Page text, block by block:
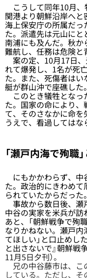
こうして同年10月、
関港より朝鮮沿岸へ
海上保安庁の所属だ
た。派遣先は元山に
南浦にも及んだ。秋
難航し、任務は危険と
案の定、10月17日
れて爆発し、1名が死
た。また、死傷者は
艇が群山沖で座礁した。
このとき犠牲となっ
た。国家の命により
て、そのさなかに命
うえで、看過してはな
「瀬戸内海で殉職
にもかかわらず、中
た。政治的にきわめ
られていたからだった。
事故から数日後、瀬
中谷の実家を米兵が
あと、「朝鮮戦争で殉
なりかねない。瀬戸
てほしい」と口止めし
と出さないで』朝鮮戦
11月5日夕刊）。
兄の中谷藤市は、こ
している。ただし、そ